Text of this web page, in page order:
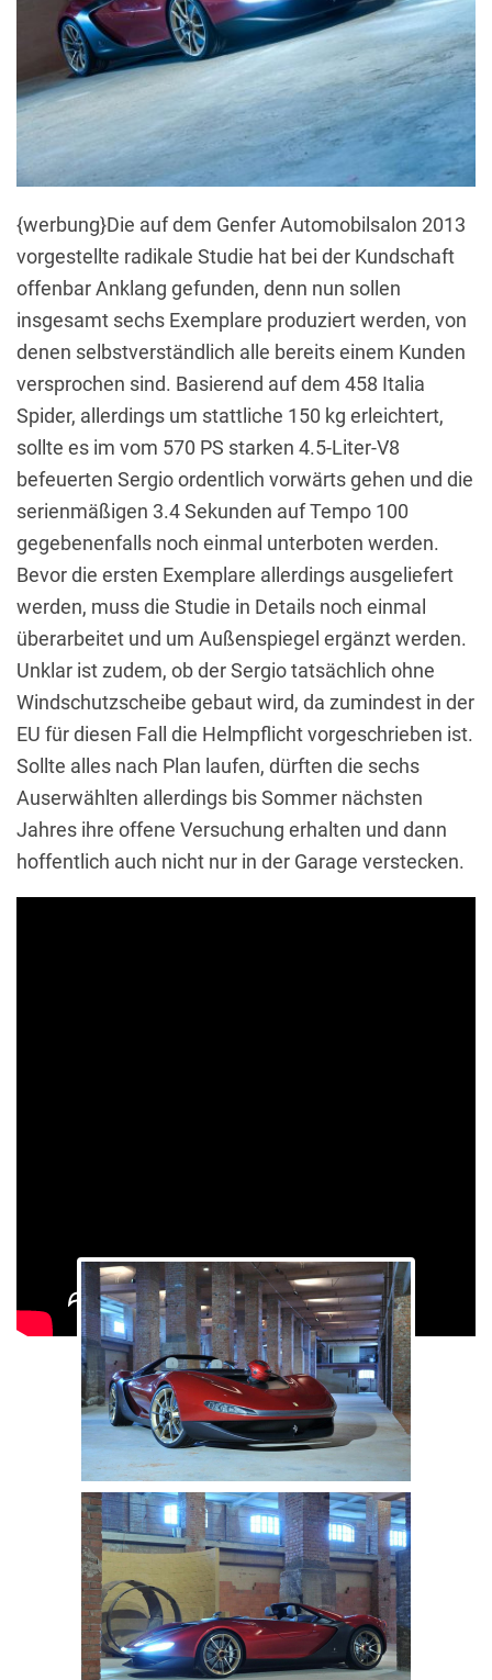
{werbung}Die auf dem Genfer Automobilsalon 2013
vorgestellte radikale Studie hat bei der Kundschaft
offenbar Anklang gefunden, denn nun sollen
insgesamt sechs Exemplare produziert werden, von
denen selbstverständlich alle bereits einem Kunden
versprochen sind. Basierend auf dem 458 Italia
Spider, allerdings um stattliche 150 kg erleichtert,
sollte es im vom 570 PS starken 4.5-Liter-V8
befeuerten Sergio ordentlich vorwärts gehen und die
serienmäßigen 3.4 Sekunden auf Tempo 100
gegebenenfalls noch einmal unterboten werden.
Bevor die ersten Exemplare allerdings ausgeliefert
werden, muss die Studie in Details noch einmal
überarbeitet und um Außenspiegel ergänzt werden.
Unklar ist zudem, ob der Sergio tatsächlich ohne
Windschutzscheibe gebaut wird, da zumindest in der
EU für diesen Fall die Helmpflicht vorgeschrieben ist.
Sollte alles nach Plan laufen, dürften die sechs
Auserwählten allerdings bis Sommer nächsten
Jahres ihre offene Versuchung erhalten und dann
hoffentlich auch nicht nur in der Garage verstecken.